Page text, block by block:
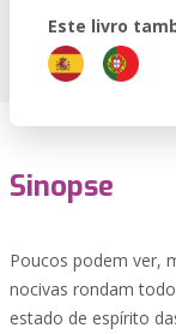
Este livro
Sinopse
Poucos podem ver,
nocivas rondam
estado de espírito